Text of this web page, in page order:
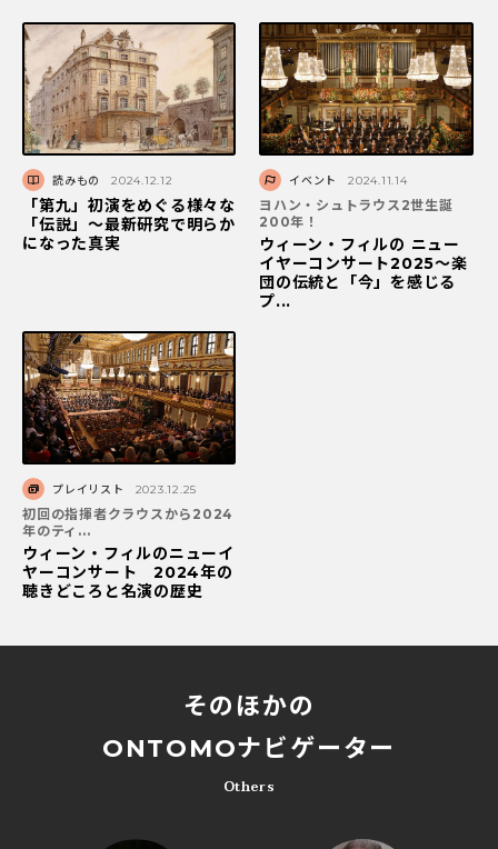
読みもの 2024.12.12
「第九」初演をめぐる様々な
「伝説」～最新研究で明らか
になった真実
イベント 2024.11.14
ヨハン・シュトラウス2世生誕
200年！
ウィーン・フィルの ニュー
イヤーコンサート2025～楽
団の伝統と「今」を感じる
プ...
プレイリスト 2023.12.25
初回の指揮者クラウスから2024
年のティ...
ウィーン・フィルのニューイ
ヤーコンサート 2024年の
聴きどころと名演の歴史
そのほかの
ONTOMOナビゲーター
Others